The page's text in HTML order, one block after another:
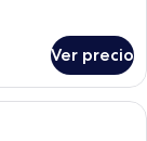
Ver precio